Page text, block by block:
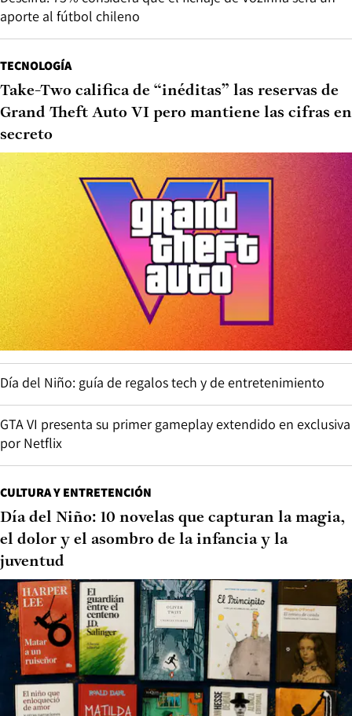
aporte al fútbol chileno
TECNOLOGÍA
Take-Two califica de “inéditas” las reservas de
Grand Theft Auto VI pero mantiene las cifras en
secreto
Día del Niño: guía de regalos tech y de entretenimiento
GTA VI presenta su primer gameplay extendido en exclusiva
por Netflix
CULTURA Y ENTRETENCIÓN
Día del Niño: 10 novelas que capturan la magia,
el dolor y el asombro de la infancia y la
juventud